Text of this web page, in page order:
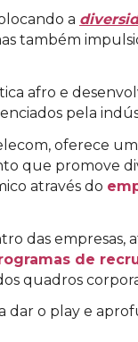
a
também
afro e
pela
oferece
que promove
através do
das empresas,
de
quadros
dar o play e